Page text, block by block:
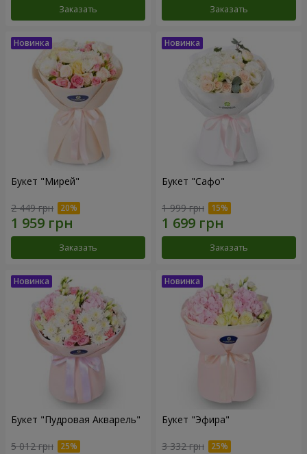
Заказать Заказать
Букет "Мирей"
2 449 грн
Заказать
Букет "Сафо"
1 999 грн
Заказать
Букет "Пудровая Акварель"
5 012 грн
Букет "Эфира"
3 332 грн